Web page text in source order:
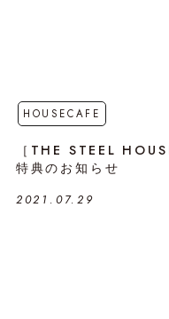
HOUSECAFE
［THE STEEL
特典のお知らせ
2021.07.29